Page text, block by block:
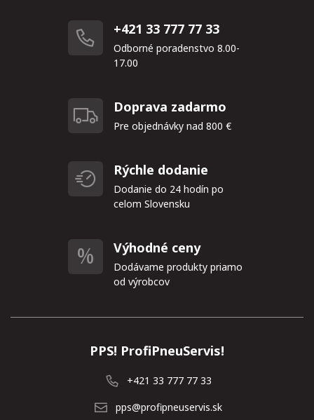
+421 33 777 77 33
Odborné poradenstvo 8.00-
17.00
Doprava zadarmo
Pre objednávky nad 800 €
Rýchle dodanie
Dodanie do 24 hodín po
celom Slovensku
Výhodné ceny
Dodávame produkty priamo
od výrobcov
PPS! ProfiPneuServis!
+421 33 777 77 33
pps@profipneuservis.sk